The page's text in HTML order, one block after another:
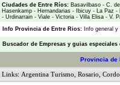
Ciudades de Entre Ríos: Basavilbaso - C.
Hasenkamp - Hernandarias - Ibicuy - La Paz -
- Urdinarrain - Viale - Victoria - Villa Elisa - V.
Info Provincia de Entre Rios: Info general
Buscador de Empresas y guias especiales
Provincia de
Links: Argentina Turismo Rosario